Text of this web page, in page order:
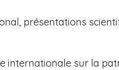
présentations
internationale sur la